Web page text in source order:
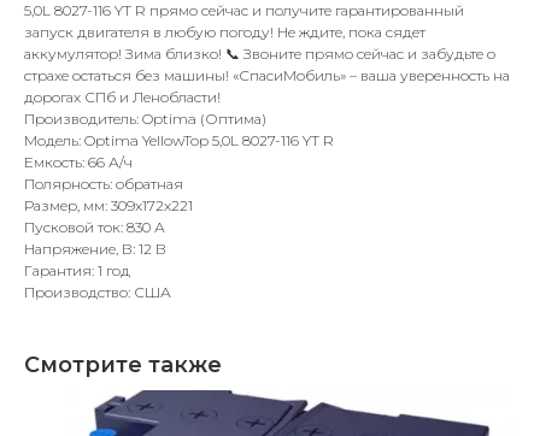
5,0L 8027-116 YT R прямо сейчас и получите гарантированный
запуск двигателя в любую погоду! Не ждите, пока сядет
аккумулятор! Зима близко! 📞 Звоните прямо сейчас и забудьте о
страхе остаться без машины! «СпасиМобиль» – ваша уверенность на
дорогах СПб и Ленобласти!
Производитель: Optima (Оптима)
Модель: Optima YellowTop 5,0L 8027-116 YT R
Емкость: 66 А/ч
Полярность: обратная
Размер, мм: 309x172x221
Пусковой ток: 830 А
Напряжение, В: 12 В
Гарантия: 1 год
Производство: США
Смотрите также